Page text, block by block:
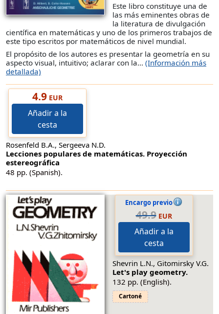
Este libro constituye una de
las más eminentes obras de
la literatura de divulgación
científica en matemáticas y uno de los primeros trabajos de
este tipo escritos por matemáticos de nivel mundial.
El propósito de los autores es presentar la geometría en su
aspecto visual, intuitivo; aclarar con la... (Información más
detallada)
4.9 EUR
Añadir a la
cesta
Rosenfeld B.A., Sergeeva N.D.
Lecciones populares de matemáticas. Proyección
estereográfica
48 pp. (Spanish).
Encargo previo
49.9EUR
Añadir a la
cesta
Shevrin L.N., Gitomirsky V.G.
Let's play geometry.
132 pp. (English).
Cartoné